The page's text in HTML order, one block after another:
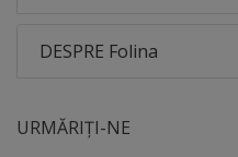
DESPRE Folina
URMĂRIȚI-NE